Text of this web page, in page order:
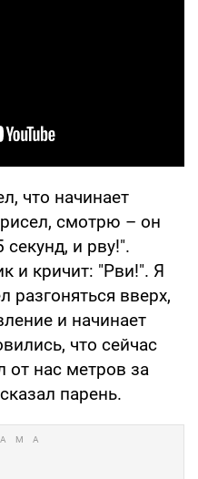
что начинает
смотрю – он
и рву!".
и кричит: "Рви!". Я
разгоняться вверх,
и начинает
что сейчас
от нас метров за
парень.